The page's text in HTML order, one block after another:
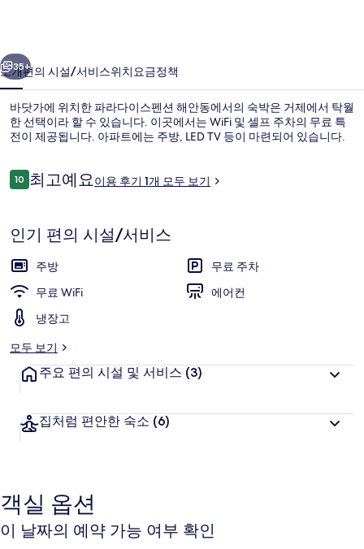
해
안
동
의
사
진
러
리
35+
소개편의 시설/서비스위치요금정책
바닷가에 위치한 파라다이스펜션 해안동에서의 숙박은 거제에서 탁월
한 선택이라 할 수 있습니다. 이곳에서는 WiFi 및 셀프 주차의 무료 특
전이 제공됩니다. 아파트에는 주방, LED TV 등이 마련되어 있습니다.
이
용
기
1010점 만점 중 10점.
최고예요이용 후기 1개 모두 보기
인기 편의 시설/서비스
주방
무료 주차
무료 WiFi
에어컨
냉장고
모두 보기
주요 편의 시설 및 서비스 (3)
집처럼 편안한 숙소 (6)
객실 옵션
이 날짜의 예약 가능 여부 확인